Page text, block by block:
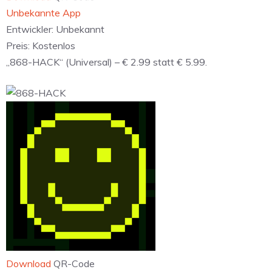
Unbekannte App
Entwickler: Unbekannt
Preis: Kostenlos
„868-HACK“ (Universal) – € 2.99 statt € 5.99.
Download QR-Code